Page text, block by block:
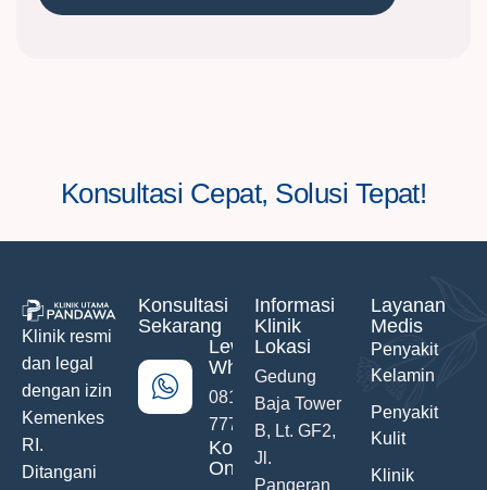
Konsultasi Cepat, Solusi Tepat!
Klinik resmi
dan legal
dengan izin
Kemenkes
RI.
Ditangani
Konsultasi
Sekarang
Lewat
WhatsApp
0811-742-
777
Konsultasi
Online
Informasi
Klinik
Lokasi
Gedung
Baja Tower
B, Lt. GF2,
Jl.
Pangeran
Layanan
Medis
Penyakit
Kelamin
Penyakit
Kulit
Klinik